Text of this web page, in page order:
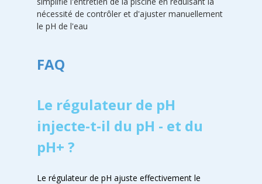
nécessité de contrôler et d'ajuster manuellement
le pH de l'eau
FAQ
Le régulateur de pH
injecte-t-il du pH - et du
pH+ ?
Le régulateur de pH ajuste effectivement le